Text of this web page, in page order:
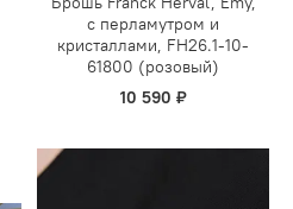
с перламутром и
кристаллами, FH26.1-10-
61800 (розовый)
10 590 ₽